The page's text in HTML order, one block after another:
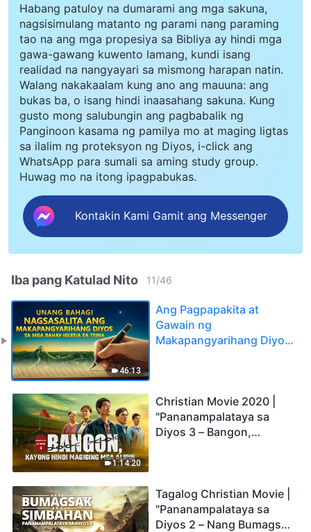
Habang patuloy na dumarami ang mga sakuna,
nagsisimulang matanto ng parami nang paraming
tao na ang mga propesiya sa Bibliya ay hindi mga
gawa-gawang kuwento lamang, kundi isang
realidad na nangyayari sa mismong harapan natin.
Walang nakakaalam kung ano ang mauuna: ang
bukas ba, o isang hindi inaasahang sakuna. Kung
gusto mong salubungin ang pagbabalik ng
Panginoon kasama ng pamilya mo at maging ligtas
sa ilalim ng proteksyon ng Diyos, i-click ang
WhatsApp para sumali sa aming study group.
Huwag mo na itong ipagpabukas.
Kontakin Kami Gamit ang Messenger
Iba pang Katulad Nito 11/46
46:13
Ang Pagpapakita at
Gawain ng
Makapangyarihang Diyos:
Makapangyarihang Diyos
(Unang Bahagi)
1:14:20
Christian Movie 2020 |
"Pananampalataya sa
Diyos 3 – Bangon,
Tagalog Christian Movie |
"Pananampalataya sa
Diyos 2 – Nang Bumagsak